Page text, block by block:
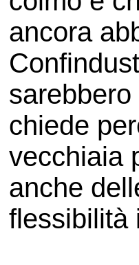
ancora
chiede
vecchiaia
anche
flessibilità